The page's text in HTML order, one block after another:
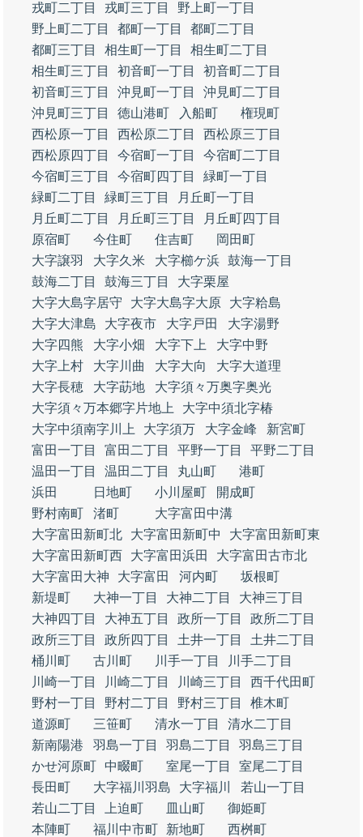
戎町二丁目
戎町三丁目
野上町一丁目
野上町二丁目
都町一丁目
都町二丁目
都町三丁目
相生町一丁目
相生町二丁目
相生町三丁目
初音町一丁目
初音町二丁目
初音町三丁目
沖見町一丁目
沖見町二丁目
沖見町三丁目
徳山港町 入船町
権現町
西松原一丁目
西松原二丁目
西松原三丁目
西松原四丁目
今宿町一丁目
今宿町二丁目
今宿町三丁目
今宿町四丁目
緑町一丁目
緑町二丁目
緑町三丁目
月丘町一丁目
月丘町二丁目
月丘町三丁目
月丘町四丁目
原宿町
今住町 住吉町
岡田町
大字譲羽
大字久米 大字櫛ケ浜 鼓海一丁目
鼓海二丁目
鼓海三丁目
大字栗屋
大字大島字居守
大字大島字大原
大字粭島
大字大津島
大字夜市 大字戸田
大字湯野
大字四熊
大字小畑 大字下上
大字中野
大字上村
大字川曲 大字大向
大字大道理
大字長穂
大字莇地
大字須々万奥字奥光
大字須々万本郷字片地上
大字中須北字椿
大字中須南字川上
大字須万 大字金峰
新宮町
富田一丁目
富田二丁目 平野一丁目
平野二丁目
温田一丁目
温田二丁目 丸山町
港町
浜田
日地町 小川屋町
開成町
野村南町
渚町
大字富田中溝
大字富田新町北
大字富田新町中
大字富田新町東
大字富田新町西
大字富田浜田
大字富田古市北
大字富田大神
大字富田 河内町
坂根町
新堤町
大神一丁目 大神二丁目
大神三丁目
大神四丁目
大神五丁目 政所一丁目
政所二丁目
政所三丁目
政所四丁目 土井一丁目
土井二丁目
桶川町
古川町 川手一丁目
川手二丁目
川崎一丁目
川崎二丁目 川崎三丁目
西千代田町
野村一丁目
野村二丁目 野村三丁目
椎木町
道源町
三笹町 清水一丁目
清水二丁目
新南陽港
羽島一丁目 羽島二丁目
羽島三丁目
かせ河原町
中畷町 室尾一丁目
室尾二丁目
長田町
大字福川羽島 大字福川
若山一丁目
若山二丁目
上迫町 皿山町
御姫町
本陣町
福川中市町 新地町
西桝町